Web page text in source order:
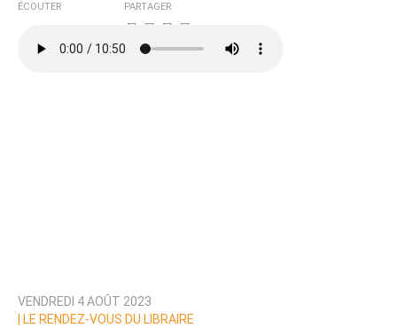
ÉCOUTER PARTAGER
VENDREDI 4 AOÛT 2023
LE RENDEZ-VOUS DU LIBRAIRE